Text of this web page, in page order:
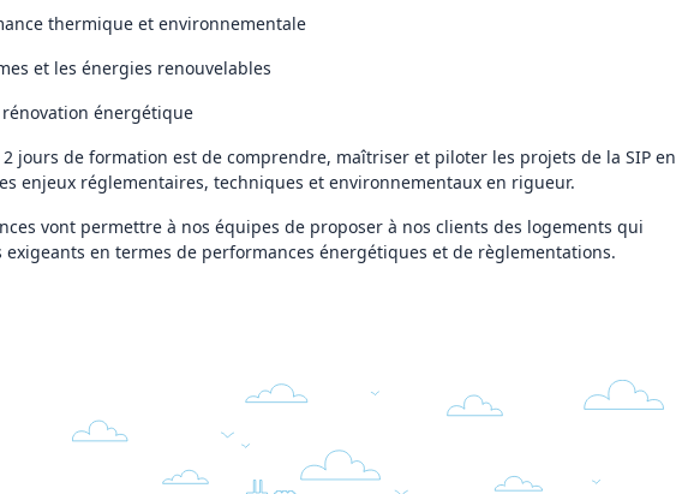
thermique et environnementale
et les énergies renouvelables
énergétique
2 jours de formation est de comprendre, maîtriser et piloter les projets de la SIP en
enjeux réglementaires, techniques et environnementaux en rigueur.
vont permettre à nos équipes de proposer à nos clients des logements qui
en termes de performances énergétiques et de règlementations.